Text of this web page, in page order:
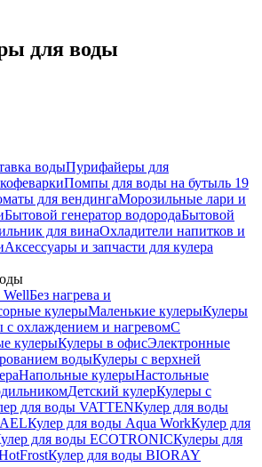
для воды
водыПурифайеры для
Помпы для воды на бутыль 19
для вендингаМорозильные лари и
Бытовой генератор водородаБытовой
для винаОхладители напитков и
Аксессуары и запчасти для кулера
WellБез нагрева и
кулерыМаленькие кулерыКулеры
с охлаждением и нагревомС
кулерыКулеры в офисЭлектронные
водыКулеры с верхней
Напольные кулерыНастольные
Детский кулерКулеры с
для воды VATTENКулер для воды
Кулер для воды Aqua WorkКулер для
для воды ECOTRONICКулеры для
Кулер для воды BIORAY